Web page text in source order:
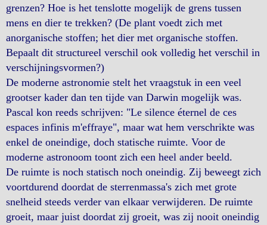
grenzen? Hoe is het tenslotte mogelijk de grens tussen
mens en dier te trekken? (De plant voedt zich met
anorganische stoffen; het dier met organische stoffen.
Bepaalt dit structureel verschil ook volledig het verschil in
verschijningsvormen?)
De moderne astronomie stelt het vraagstuk in een veel
grootser kader dan ten tijde van Darwin mogelijk was.
Pascal kon reeds schrijven: "Le silence éternel de ces
espaces infinis m'effraye", maar wat hem verschrikte was
enkel de oneindige, doch statische ruimte. Voor de
moderne astronoom toont zich een heel ander beeld.
De ruimte is noch statisch noch oneindig. Zij beweegt zich
voortdurend doordat de sterrenmassa's zich met grote
snelheid steeds verder van elkaar verwijderen. De ruimte
groeit, maar juist doordat zij groeit, was zij nooit oneindig